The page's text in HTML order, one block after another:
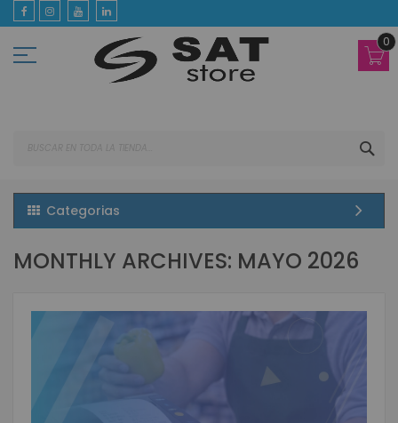
Ir
al
contenido
0
Categorias
MONTHLY ARCHIVES: MAYO 2026